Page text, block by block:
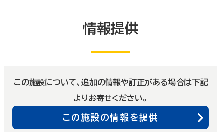
情報提供
この施設について、追加の情報や訂正がある場合は下記
よりお寄せください。
この施設の情報を提供